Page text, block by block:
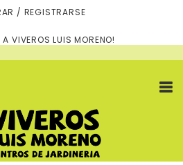
/ REGISTRARSE
A VIVEROS LUIS MORENO!